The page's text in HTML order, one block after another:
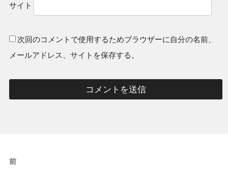
サイト
次回のコメントで使用するためブラウザーに自分の名前、
メールアドレス、サイトを保存する。
投
前